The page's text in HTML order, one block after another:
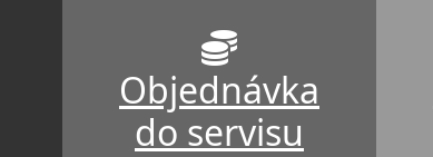
Objednávka
do servisu